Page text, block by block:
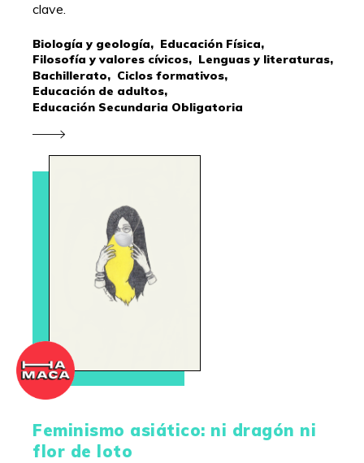
clave.
Biología y geología, Educación Física,
Filosofía y valores cívicos, Lenguas y literaturas,
Bachillerato, Ciclos formativos,
Educación de adultos,
Educación Secundaria Obligatoria
Feminismo asiático: ni dragón ni
flor de loto